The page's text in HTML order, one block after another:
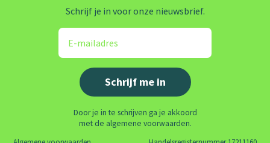
Schrijf je in voor onze nieuwsbrief.
Door je in te schrijven ga je akkoord
met de algemene voorwaarden.